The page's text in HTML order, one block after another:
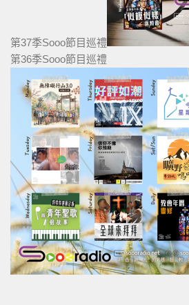
第37季Sooo節目巡禮
第36季Sooo節目巡禮